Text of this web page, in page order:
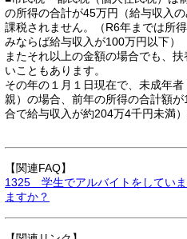
の所得の合計が45万円（給与収入
課税されません。（R6年までは所
みならば給与収入が100万円以下）
またそれ以上の金額の場合でも、
いこともあります。
その年の１月１日現在で、未成年
親）の場合、前年の所得の合計額
合で給与収入が約204万4千円未満
【関連FAQ】
1325 学生でアルバイトをしてい
ますか？